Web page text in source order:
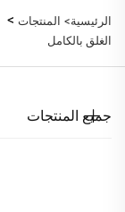
الرئيسية> المنتجات >
الغلق بالكامل
جميع المنتجات